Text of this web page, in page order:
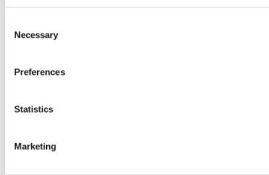
Selection
Necessary
Preferences
Statistics
Marketing